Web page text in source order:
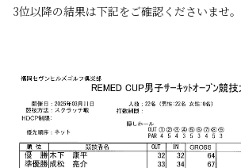
3位以降の結果は下記をご確認くださいませ。